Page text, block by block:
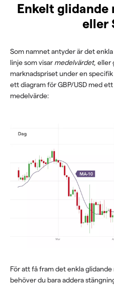
Enkelt glidande
eller
Som namnet antyder är det
linje som visarmedelvärdet, eller
marknadspriset under en
ett diagram för GBP/USD med
medelvärde:
För att få fram det enkla
behöver du bara addera